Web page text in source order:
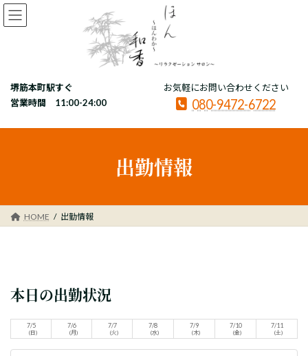
コ
ン
プ
ナ
ビ
動
堺筋本町駅すぐ
営業時間 11:00-24:00
お気軽にお問い合わせください
080-9472-6722
出勤情報
HOME 出勤情報
本日の出勤状況
7/5
(日)
7/6
(月)
7/7
(火)
7/8
(水)
7/9
(木)
7/10
(金)
7/11
(土)